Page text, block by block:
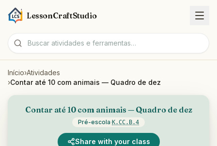
LessonCraftStudio
Fichas
Atividades
Início›Atividades
›Contar até 10 com animais — Quadro de dez
Contar até 10 com animais — Quadro de dez
Pré-escola· K.CC.B.4
Share with your class